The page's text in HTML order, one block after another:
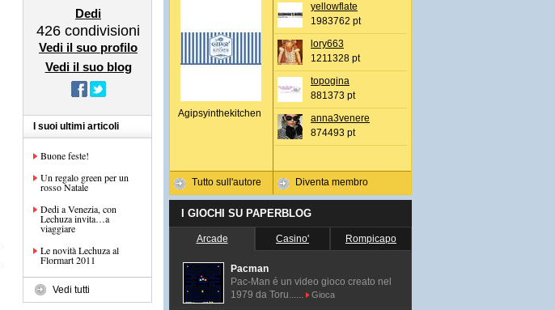
Dedi
426 condivisioni
Vedi il suo profilo
Vedi il suo blog
I suoi ultimi articoli
Buone feste!
Un regalo green per un
rosso Natale
Dedi a Venezia, con
Lechuza invita…a
viaggiare
Le novità Lechuza al
Flormart 2011
Vedi tutti
Agipsyinthekitchen
Tutto sull'autore
yellowflate
1983762 pt
lory663
1211328 pt
topogina
881373 pt
anna3venere
874493 pt
Diventa membro
I GIOCHI SU PAPERBLOG
Arcade Casino' Rompicapo
Pacman
Pac-Man é un video gioco creato nel
1979 da Toru......
Gioca